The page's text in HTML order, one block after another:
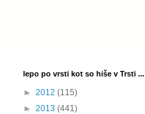
lepo po vrsti kot so hiše v Trsti ...
► 2012 (115)
► 2013 (441)